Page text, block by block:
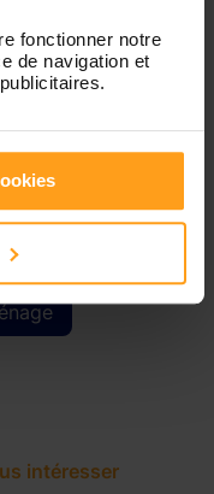
fonctionner notre
de navigation et
de 00:00 à 00:00
intéresser